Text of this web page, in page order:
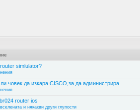
simlulator?
човек да изкара CISCO,за да администрира
router ios
и някакви други глупости